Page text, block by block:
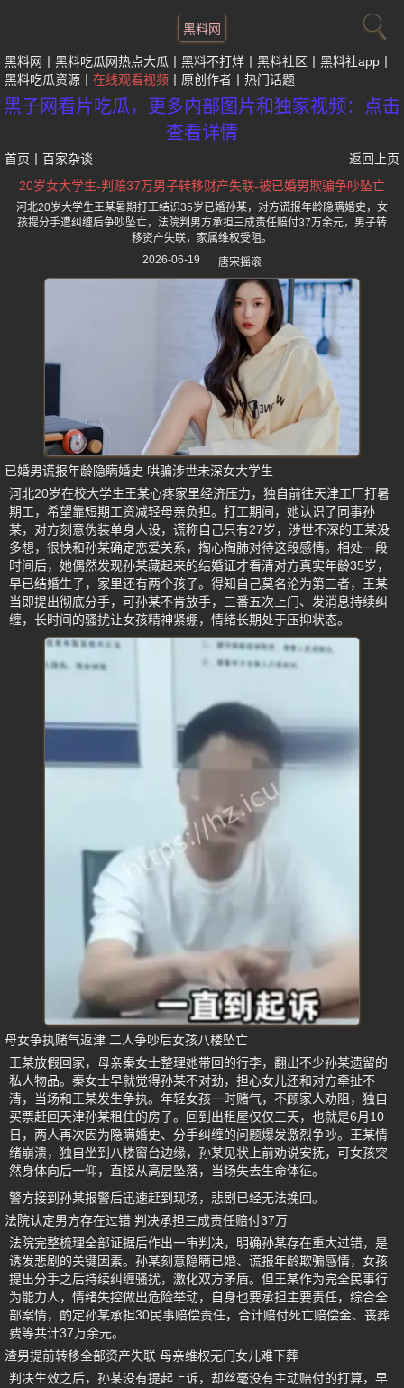
黑料网
黑料网 黑料吃瓜网热点大瓜 黑料不打烊 黑料社区
黑料社app
黑料吃瓜资源
在线观看视频 原创作者 热门话题
黑子网看片吃瓜，更多内部图片和独家视频：点击
查看详情
首页 百家杂谈
返回上页
20岁女大学生-判赔37万男子转移财产失联-被已婚男欺骗争吵坠亡
河北20岁大学生王某暑期打工结识35岁已婚孙某，对方谎报年龄隐瞒婚史，女
孩提分手遭纠缠后争吵坠亡，法院判男方承担三成责任赔付37万余元，男子转
移资产失联，家属维权受阻。
2026-06-19
唐宋摇滚
已婚男谎报年龄隐瞒婚史 哄骗涉世未深女大学生
河北20岁在校大学生王某心疼家里经济压力，独自前往天津工厂打暑
期工，希望靠短期工资减轻母亲负担。打工期间，她认识了同事孙
某，对方刻意伪装单身人设，谎称自己只有27岁，涉世不深的王某没
多想，很快和孙某确定恋爱关系，掏心掏肺对待这段感情。相处一段
时间后，她偶然发现孙某藏起来的结婚证才看清对方真实年龄35岁，
早已结婚生子，家里还有两个孩子。得知自己莫名沦为第三者，王某
当即提出彻底分手，可孙某不肯放手，三番五次上门、发消息持续纠
缠，长时间的骚扰让女孩精神紧绷，情绪长期处于压抑状态。
母女争执赌气返津 二人争吵后女孩八楼坠亡
王某放假回家，母亲秦女士整理她带回的行李，翻出不少孙某遗留的
私人物品。秦女士早就觉得孙某不对劲，担心女儿还和对方牵扯不
清，当场和王某发生争执。年轻女孩一时赌气，不顾家人劝阻，独自
买票赶回天津孙某租住的房子。回到出租屋仅仅三天，也就是6月10
日，两人再次因为隐瞒婚史、分手纠缠的问题爆发激烈争吵。王某情
绪崩溃，独自坐到八楼窗台边缘，孙某见状上前劝说安抚，可女孩突
然身体向后一仰，直接从高层坠落，当场失去生命体征。
警方接到孙某报警后迅速赶到现场，悲剧已经无法挽回。
法院认定男方存在过错 判决承担三成责任赔付37万
法院完整梳理全部证据后作出一审判决，明确孙某存在重大过错，是
诱发悲剧的关键因素。孙某刻意隐瞒已婚、谎报年龄欺骗感情，女孩
提出分手之后持续纠缠骚扰，激化双方矛盾。但王某作为完全民事行
为能力人，情绪失控做出危险举动，自身也要承担主要责任，综合全
部案情，酌定孙某承担30民事赔偿责任，合计赔付死亡赔偿金、丧葬
费等共计37万余元。
渣男提前转移全部资产失联 母亲维权无门女儿难下葬
判决生效之后，孙某没有提起上诉，却丝毫没有主动赔付的打算，早